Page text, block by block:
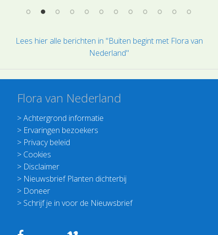
Lees hier alle berichten in "Buiten begint met Flora van
Nederland"
Flora van Nederland
>Achtergrond informatie
> Ervaringen bezoekers
> Privacy beleid
> Cookies
> Disclaimer
> Nieuwsbrief Planten dichterbij
> Doneer
> Schrijf je in voor de Nieuwsbrief